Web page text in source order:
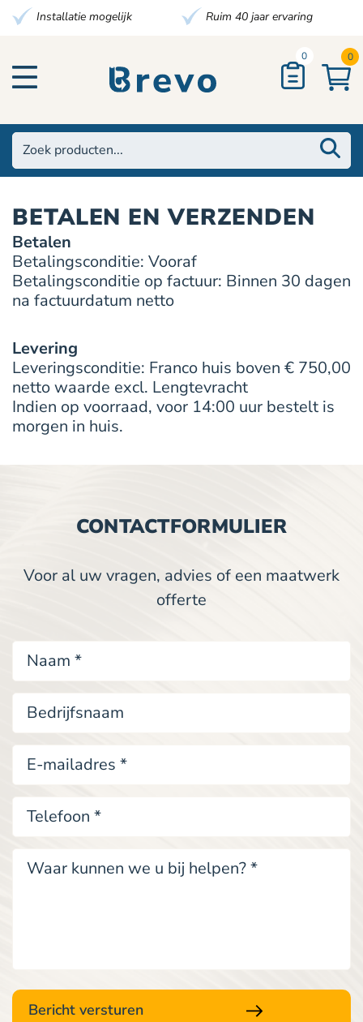
Installatie mogelijk Ruim 40 jaar ervaring
0 0
BETALEN EN VERZENDEN
Betalen
Betalingsconditie: Vooraf
Betalingsconditie op factuur: Binnen 30 dagen
na factuurdatum netto
Levering
Leveringsconditie: Franco huis boven € 750,00
netto waarde excl. Lengtevracht
Indien op voorraad, voor 14:00 uur bestelt is
morgen in huis.
CONTACTFORMULIER
Voor al uw vragen, advies of een maatwerk
offerte
Bedrijfsnaam
mail
Telefoon
kunnen